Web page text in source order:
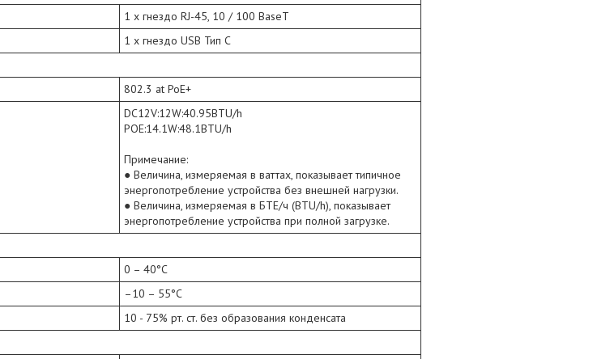
1 x гнездо RJ-45, 10 / 100 BaseT
1 x гнездо USB Тип C
802.3 at PoE+
DC12V:12W:40.95BTU/h
POE:14.1W:48.1BTU/h
Примечание:
● Величина, измеряемая в ваттах, показывает типичное
энергопотребление устройства без внешней нагрузки.
● Величина, измеряемая в БТЕ/ч (BTU/h), показывает
энергопотребление устройства при полной загрузке.
0 – 40°C
–10 – 55°C
10 - 75% рт. ст. без образования конденсата